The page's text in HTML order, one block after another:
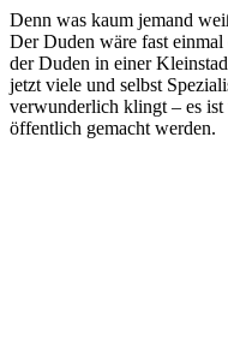
Denn was kaum jemand
Der Duden wäre fast
der Duden in einer
jetzt viele und selbst
verwunderlich klingt – es
öffentlich gemacht werden.